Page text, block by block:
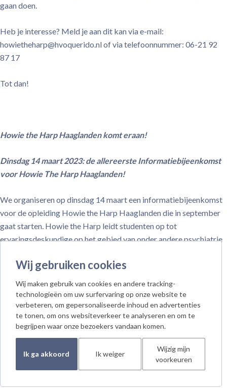
Wij gebruiken cookies
Wij maken gebruik van cookies en andere tracking-
technologieën om uw surfervaring op onze website te
verbeteren, om gepersonaliseerde inhoud en advertenties
te tonen, om ons websiteverkeer te analyseren en om te
begrijpen waar onze bezoekers vandaan komen.
Ik ga akkoord Ik weiger
Wijzig mijn
voorkeuren
gaan doen.
Heb je interesse? Meld je aan dit kan via e-mail:
howietheharp@hvoquerido.nl of via telefoonnummer: 06-21 92
87 17
Tot dan!
Howie the Harp Haaglanden komt eraan!
Dinsdag 14 maart 2023: de allereerste Informatiebijeenkomst
voor Howie The Harp Haaglanden!
We organiseren op dinsdag 14 maart een informatiebijeenkomst
voor de opleiding Howie the Harp Haaglanden die in september
gaat starten. Howie the Harp leidt studenten op tot
ervaringsdeskundige op het gebied van onder andere psychiatrie
Waar en wanneer?
Tijdens deze informatiebijeenkomst geven we meer uitleg over
alle mogelijkheden van deze opleiding. Voor studenten,
organisaties, netwerkpartners, iedereen is van harte welkom.
Op 14 maart komen we allen samen van 14.30 uur tot 17.00
uur op het Service Bureau van Fonteynenburg in Rijswijk